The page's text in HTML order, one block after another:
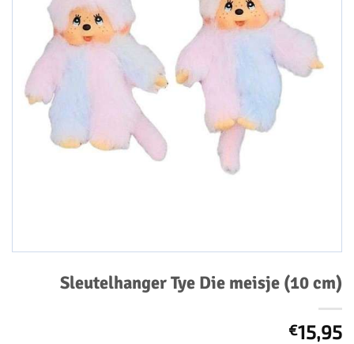
Sleutelhanger Tye Die meisje (10 cm)
€15,95